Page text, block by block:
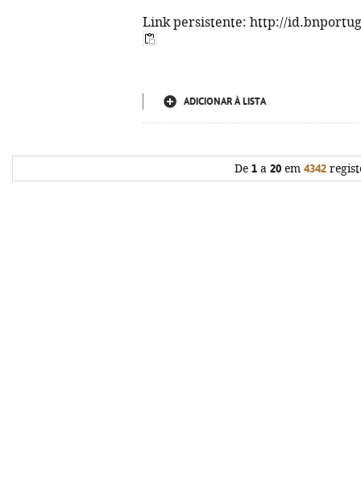
Link persistente: http://
ADICIONAR À LISTA
De 1a 20em 4342